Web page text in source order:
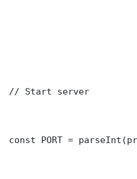
// Start server
const PORT =